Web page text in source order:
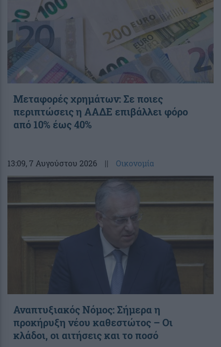
Μεταφορές χρημάτων: Σε ποιες
περιπτώσεις η ΑΑΔΕ επιβάλλει φόρο
από 10% έως 40%
13:09, 7 Αυγούστου 2026 || Οικονομία
Αναπτυξιακός Νόμος: Σήμερα η
προκήρυξη νέου καθεστώτος – Οι
κλάδοι, οι αιτήσεις και το ποσό